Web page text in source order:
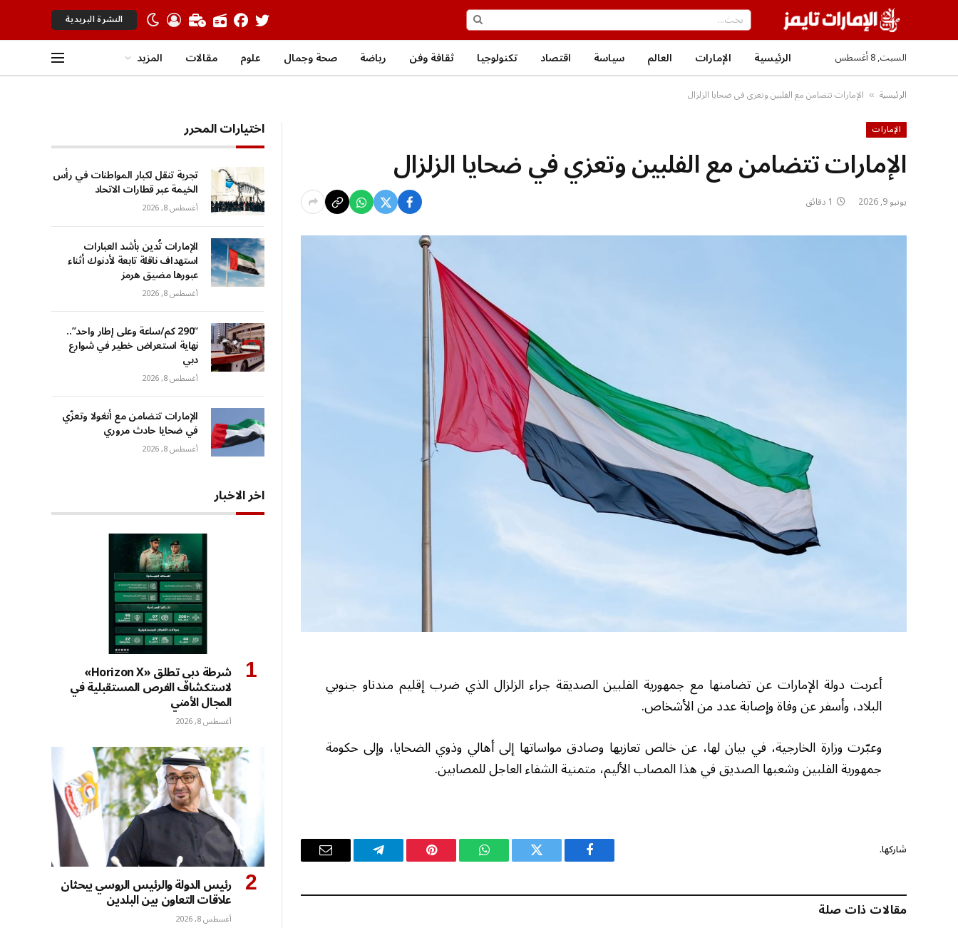
النشرة البريدية
السبت, 8 أغسطس الرئيسية الإمارات العالم سياسة اقتصاد تكنولوجيا ثقافة وفن رياضة صحة وجمال علوم مقالات المزيد
الرئيسية » الإمارات تتضامن مع الفلبين وتعزي في ضحايا الزلزال
الإمارات
الإمارات تتضامن مع الفلبين وتعزي في ضحايا الزلزال
يونيو 9, 2026 1 دقائق
أعربت دولة الإمارات عن تضامنها مع جمهورية الفلبين الصديقة جراء الزلزال الذي ضرب إقليم مندناو جنوبي
البلاد، وأسفر عن وفاة وإصابة عدد من الأشخاص.
وعبّرت وزارة الخارجية، في بيان لها، عن خالص تعازيها وصادق مواساتها إلى أهالي وذوي الضحايا، وإلى حكومة
جمهورية الفلبين وشعبها الصديق في هذا المصاب الأليم، متمنية الشفاء العاجل للمصابين.
شاركها.
فيسبوك تويتر واتساب بينتيريستتيلقرام
البريد
مقالات ذات صلة
اختيارات المحرر
تجربة تنقل لكبار المواطنات في رأس
الخيمة عبر قطارات الاتحاد
أغسطس 8, 2026
الإمارات تُدين بأشد العبارات
استهداف ناقلة تابعة لأدنوك أثناء
عبورها مضيق هرمز
أغسطس 8, 2026
“290 كم/ساعة وعلى إطار واحد”..
نهاية استعراض خطير في شوارع
دبي
أغسطس 8, 2026
الإمارات تتضامن مع أنغولا وتعزّي
في ضحايا حادث مروري
أغسطس 8, 2026
اخر الاخبار
شرطة دبي تطلق «Horizon X»
لاستكشاف الفرص المستقبلية في
المجال الأمني
أغسطس 8, 2026
رئيس الدولة والرئيس الروسي يبحثان
علاقات التعاون بين البلدين
أغسطس 8, 2026